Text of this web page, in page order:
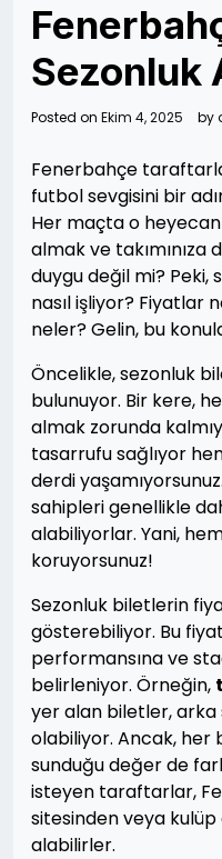
Sezonluk
Posted on Ekim 4, 2025 by
Fenerbahçe
futbol sevgisini bir
Her maçta o
almak ve
duygu değil mi? Peki,
nasıl işliyor? Fiyatlar
neler? Gelin, bu
Öncelikle, sezonluk
bulunuyor. Bir kere,
almak zorunda
tasarrufu sağlıyor
derdi
sahipleri genellikle
alabiliyorlar. Yani,
koruyorsunuz!
Sezonluk biletlerin
gösterebiliyor. Bu
performansına ve
belirleniyor. Örneğin,
yer alan biletler, arka
olabiliyor. Ancak, her
sunduğu değer de
isteyen taraftarlar,
sitesinden veya
alabilirler.